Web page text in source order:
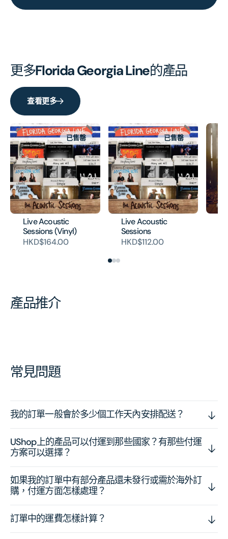
更多Florida Georgia Line的產品
查看更多
Live Acoustic
Sessions (Vinyl)
HKD$164.00
已售罄
Live Acoustic
Sessions
HKD$112.00
已售罄
產品推介
常見問題
我的訂單一般會於多少個工作天內安排配送？
UShop上的產品可以付運到那些國家？有那些付運
方案可以選擇？
如果我的訂單中有部分產品還未發行或需於海外訂
購，付運方面怎樣處理？
訂單中的運費怎樣計算？